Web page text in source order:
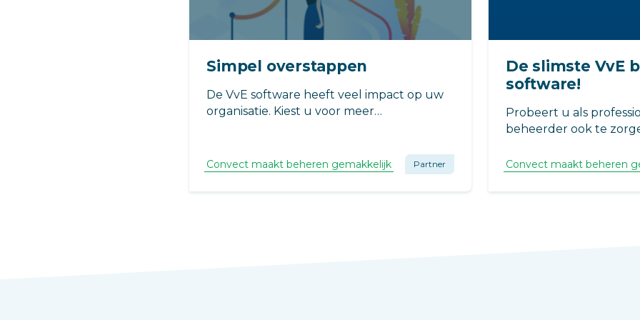
Simpel overstappen
De VvE software heeft veel impact op uw
organisatie. Kiest u voor meer
Convect. Vraag naar de automatische
conversiemogelijkheden voor uw huidige
oplossing.
Convect maakt beheren gemakkelijk Partner
De slimste VvE
software!
Probeert u als
beheerder ook te
functionerende VvE?
bereiken. Benieuwd?
Convect maakt beheren